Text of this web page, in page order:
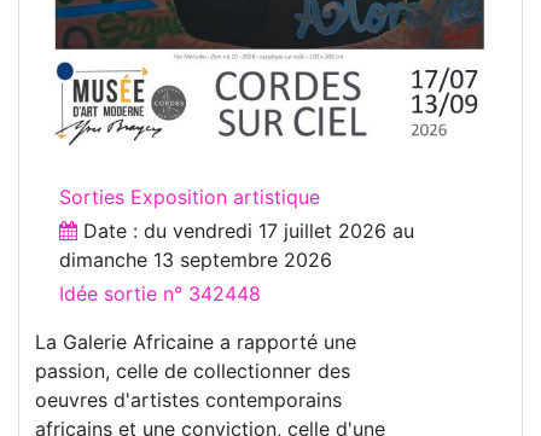
Sorties Exposition artistique
Date : du vendredi 17 juillet 2026 au
dimanche 13 septembre 2026
Idée sortie n° 342448
La Galerie Africaine a rapporté une
passion, celle de collectionner des
oeuvres d'artistes contemporains
africains et une conviction, celle d'une